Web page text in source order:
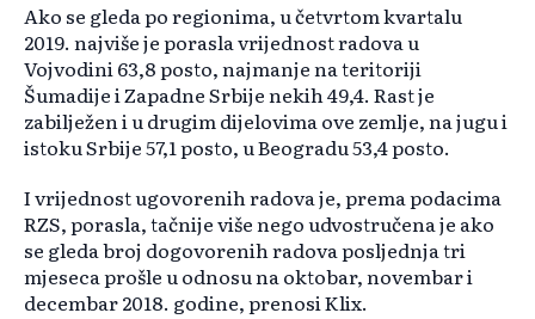
Ako se gleda po regionima, u četvrtom kvartalu
2019. najviše je porasla vrijednost radova u
Vojvodini 63,8 posto, najmanje na teritoriji
Šumadije i Zapadne Srbije nekih 49,4. Rast je
zabilježen i u drugim dijelovima ove zemlje, na jugu i
istoku Srbije 57,1 posto, u Beogradu 53,4 posto.
I vrijednost ugovorenih radova je, prema podacima
RZS, porasla, tačnije više nego udvostručena je ako
se gleda broj dogovorenih radova posljednja tri
mjeseca prošle u odnosu na oktobar, novembar i
decembar 2018. godine, prenosi Klix.